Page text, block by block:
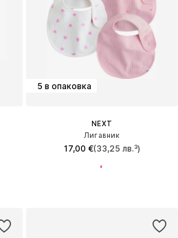
5 в опаковка
NEXT
Лигавник
17,00 €(33,25 лв.³)